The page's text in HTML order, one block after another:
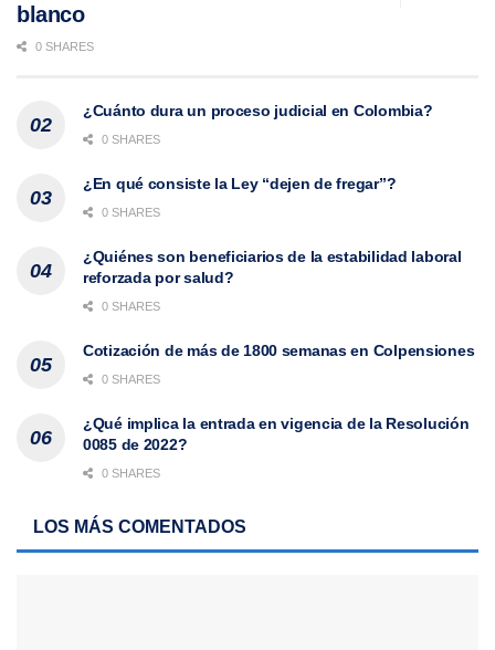
blanco
0 SHARES
¿Cuánto dura un proceso judicial en Colombia?
0 SHARES
¿En qué consiste la Ley “dejen de fregar”?
0 SHARES
¿Quiénes son beneficiarios de la estabilidad laboral
reforzada por salud?
0 SHARES
Cotización de más de 1800 semanas en Colpensiones
0 SHARES
¿Qué implica la entrada en vigencia de la Resolución
0085 de 2022?
0 SHARES
LOS MÁS COMENTADOS